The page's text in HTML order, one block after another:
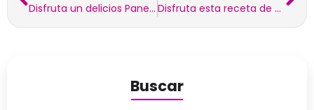
Disfruta un delicios Panetón
Disfruta esta receta de nuestra fan: Pollo relleno
Buscar